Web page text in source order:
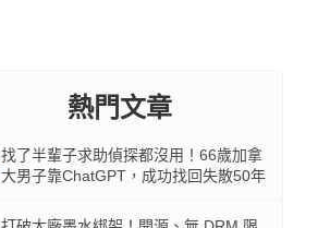
熱門文章
找了半輩子求助偵探都沒用！66歲加拿
大男子靠ChatGPT，成功找回失散50年